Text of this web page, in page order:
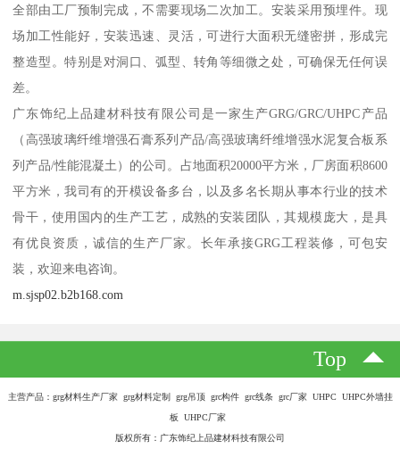
全部由工厂预制完成，不需要现场二次加工。安装采用预埋件。现
场加工性能好，安装迅速、灵活，可进行大面积无缝密拼，形成完
整造型。特别是对洞口、弧型、转角等细微之处，可确保无任何误
差。
广东饰纪上品建材科技有限公司是一家生产GRG/GRC/UHPC产品
（高强玻璃纤维增强石膏系列产品/高强玻璃纤维增强水泥复合板系
列产品/性能混凝土）的公司。占地面积20000平方米，厂房面积8600
平方米，我司有的开模设备多台，以及多名长期从事本行业的技术
骨干，使用国内的生产工艺，成熟的安装团队，其规模庞大，是具
有优良资质，诚信的生产厂家。长年承接GRG工程装修，可包安
装，欢迎来电咨询。
m.sjsp02.b2b168.com
Top
主营产品：grg材料生产厂家 grg材料定制 grg吊顶 grc构件 grc线条 grc厂家 UHPC UHPC外墙挂
板 UHPC厂家
版权所有：广东饰纪上品建材科技有限公司